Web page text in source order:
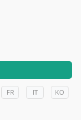
FR IT
KO